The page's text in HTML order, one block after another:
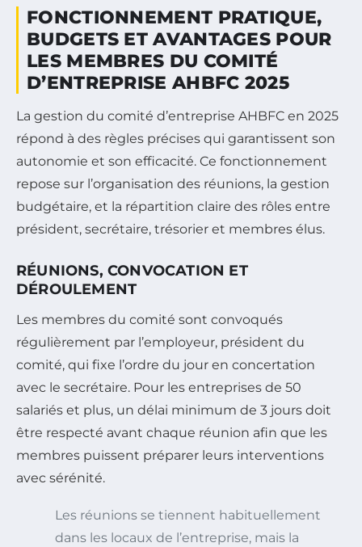
FONCTIONNEMENT PRATIQUE,
BUDGETS ET AVANTAGES POUR
LES MEMBRES DU COMITÉ
D’ENTREPRISE AHBFC 2025
La gestion du comité d’entreprise AHBFC en 2025
répond à des règles précises qui garantissent son
autonomie et son efficacité. Ce fonctionnement
repose sur l’organisation des réunions, la gestion
budgétaire, et la répartition claire des rôles entre
président, secrétaire, trésorier et membres élus.
RÉUNIONS, CONVOCATION ET
DÉROULEMENT
Les membres du comité sont convoqués
régulièrement par l’employeur, président du
comité, qui fixe l’ordre du jour en concertation
avec le secrétaire. Pour les entreprises de 50
salariés et plus, un délai minimum de 3 jours doit
être respecté avant chaque réunion afin que les
membres puissent préparer leurs interventions
avec sérénité.
Les réunions se tiennent habituellement
dans les locaux de l’entreprise, mais la